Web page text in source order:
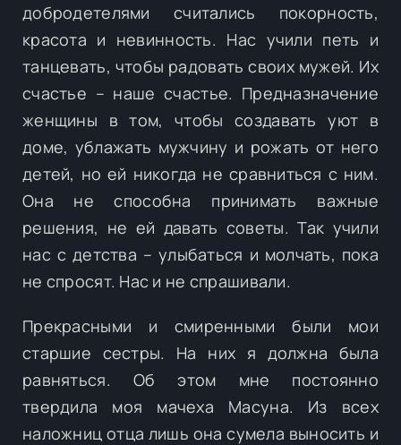
добродетелями считались покорность,
красота и невинность. Нас учили петь и
танцевать, чтобы радовать своих мужей. Их
счастье – наше счастье. Предназначение
женщины в том, чтобы создавать уют в
доме, ублажать мужчину и рожать от него
детей, но ей никогда не сравниться с ним.
Она не способна принимать важные
решения, не ей давать советы. Так учили
нас с детства – улыбаться и молчать, пока
не спросят. Нас и не спрашивали.
Прекрасными и смиренными были мои
старшие сестры. На них я должна была
равняться. Об этом мне постоянно
твердила моя мачеха Масуна. Из всех
наложниц отца лишь она сумела выносить и